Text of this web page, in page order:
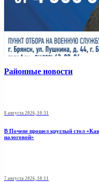
Районные новости
8 августа 2026, 10:31
В Почепе прошел круглый стол
налоговой»
7 августа 2026, 10:11